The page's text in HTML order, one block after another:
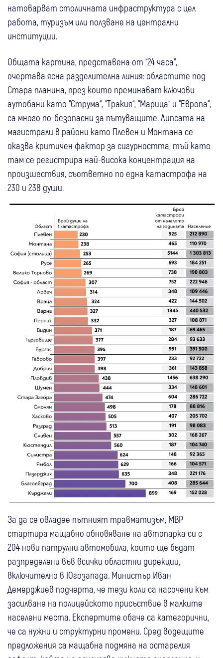
натоварват столичната инфраструктура с цел
работа, туризъм или ползване на централни
институции.
Общата картина, представена от “24 часа“,
очертава ясна разделителна линия: областите под
Стара планина, през които преминават ключови
аутобани като “Струма“, “Тракия“, “Марица“ и “Европа“,
са много по-безопасни за пътуващите. Липсата на
магистрали в райони като Плевен и Монтана се
оказва критичен фактор за сигурността, тъй като
там се регистрира най-висока концентрация на
произшествия, съответно по една катастрофа на
230 и 238 души.
За да се овладее пътният травматизъм, МВР
стартира мащабно обновяване на автопарка си с
204 нови патрулни автомобила, които ще бъдат
разпределени във всички областни дирекции,
включително в Югозапада. Министър Иван
Демерджиев подчерта, че тези коли са насочени към
засилване на полицейското присъствие в малките
населени места. Експертите обаче са категорични,
че са нужни и структурни промени. Сред водещите
предложения са мащабна подмяна на остарелия